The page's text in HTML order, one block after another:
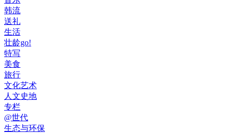
韩流
送礼
生活
壮龄go!
特写
美食
旅行
文化艺术
人文史地
专栏
@世代
生态与环保